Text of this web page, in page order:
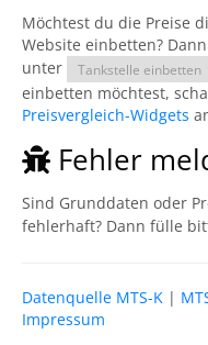
Möchtest du die Preise
Website einbetten?
unter
Tankstelle einbetten
einbetten möchtest,
Preisvergleich-Widgets
Fehler
Sind Grunddaten oder
fehlerhaft? Dann fülle
Datenquelle MTS-K |
Impressum